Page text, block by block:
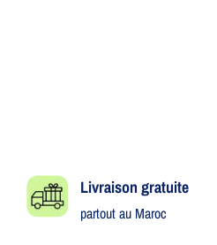
Livraison gratuite​
partout au Maroc